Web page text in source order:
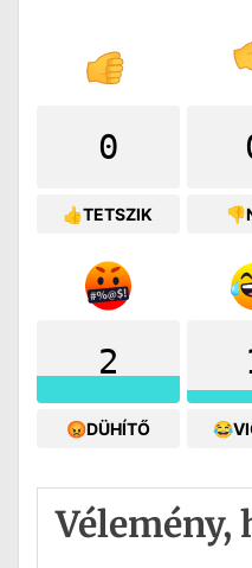
0
👍TETSZIK
2
😡DÜHÍTŐ
Vélemény,